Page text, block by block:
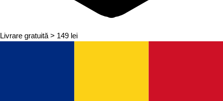
Livrare gratuită > 149 lei